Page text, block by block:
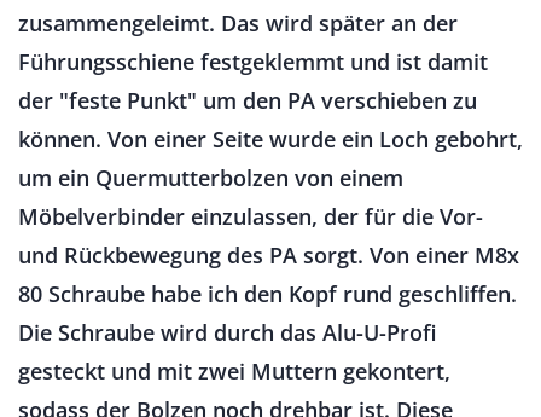
zusammengeleimt. Das wird später an der
Führungsschiene festgeklemmt und ist damit
der "feste Punkt" um den PA verschieben zu
können. Von einer Seite wurde ein Loch gebohrt,
um ein Quermutterbolzen von einem
Möbelverbinder einzulassen, der für die Vor-
und Rückbewegung des PA sorgt. Von einer M8x
80 Schraube habe ich den Kopf rund geschliffen.
Die Schraube wird durch das Alu-U-Profi
gesteckt und mit zwei Muttern gekontert,
sodass der Bolzen noch drehbar ist. Diese